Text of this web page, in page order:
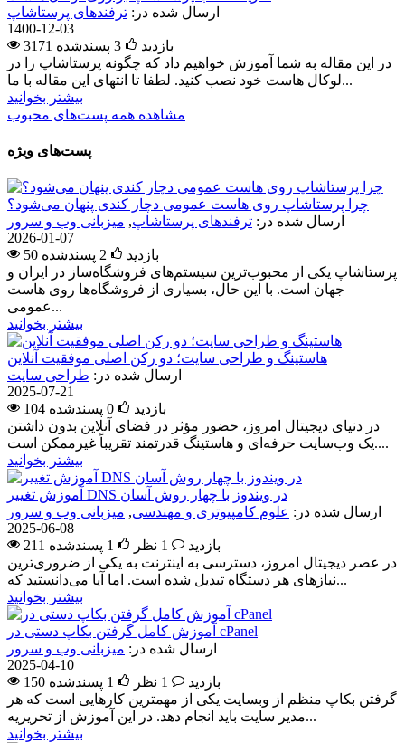
ارسال شده در: ترفندهای پرستاشاپ
1400-12-03
3171 بازدید
3 پسندشده
در این مقاله به شما آموزش خواهیم داد که چگونه پرستاشاپ را در
لوکال هاست خود نصب کنید. لطفا تا انتهای این مقاله با ما...
بیشتر بخوانید
مشاهده همه پست‌های محبوب
پست‌های ویژه
چرا پرستاشاپ روی هاست عمومی دچار کندی پنهان می‌شود؟
ارسال شده در: ترفندهای پرستاشاپ, میزبانی وب و سرور
2026-01-07
50 بازدید
2 پسندشده
پرستاشاپ یکی از محبوب‌ترین سیستم‌های فروشگاه‌ساز در ایران و
جهان است. با این حال، بسیاری از فروشگاه‌ها روی هاست
عمومی...
بیشتر بخوانید
هاستینگ و طراحی سایت؛ دو رکن اصلی موفقیت آنلاین
ارسال شده در: طراحی سایت
2025-07-21
104 بازدید
0 پسندشده
در دنیای دیجیتال امروز، حضور مؤثر در فضای آنلاین بدون داشتن
یک وب‌سایت حرفه‌ای و هاستینگ قدرتمند تقریباً غیرممکن است....
بیشتر بخوانید
آموزش تغییر DNS در ویندوز با چهار روش آسان
ارسال شده در: علوم کامپیوتری و مهندسی, میزبانی وب و سرور
2025-06-08
211 بازدید
1 نظر 1 پسندشده
در عصر دیجیتال امروز، دسترسی به اینترنت به یکی از ضروری‌ترین
نیازهای هر دستگاه تبدیل شده است. اما آیا می‌دانستید که...
بیشتر بخوانید
آموزش کامل گرفتن بکاپ دستی در cPanel
ارسال شده در: میزبانی وب و سرور
2025-04-10
150 بازدید
1 نظر 1 پسندشده
گرفتن بکاپ منظم از وبسایت یکی از مهمترین کارهایی است که هر
مدیر سایت باید انجام دهد. در این آموزش از تحریریه...
بیشتر بخوانید